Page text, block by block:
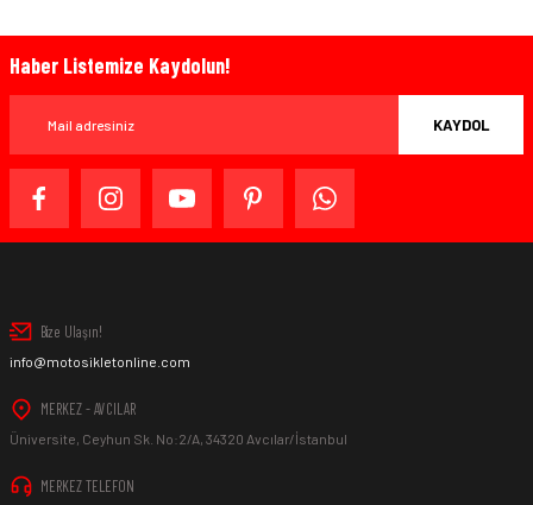
Haber Listemize Kaydolun!
KAYDOL
Bize Ulaşın!
info@motosikletonline.com
MERKEZ - AVCILAR
Üniversite, Ceyhun Sk. No:2/A, 34320 Avcılar/İstanbul
MERKEZ TELEFON